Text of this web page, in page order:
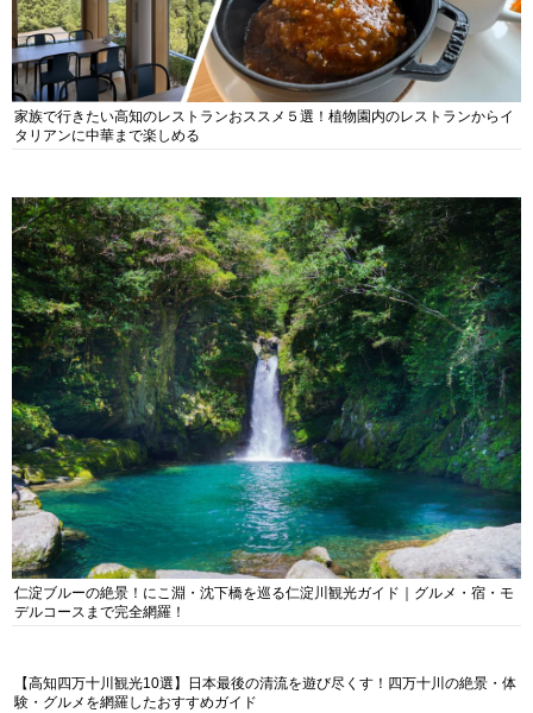
家族で行きたい高知のレストランおススメ５選！植物園内のレストランからイ
タリアンに中華まで楽しめる
仁淀ブルーの絶景！にこ淵・沈下橋を巡る仁淀川観光ガイド｜グルメ・宿・モ
デルコースまで完全網羅！
【高知四万十川観光10選】日本最後の清流を遊び尽くす！四万十川の絶景・体
験・グルメを網羅したおすすめガイド